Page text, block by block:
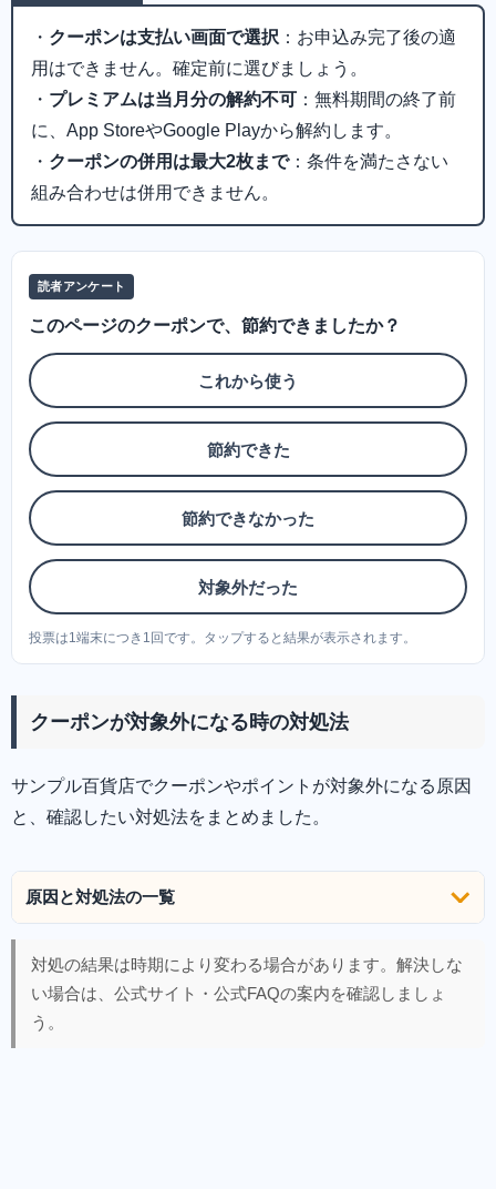
・ クーポンは支払い画面で選択 ：お申込み完了後の適
用はできません。確定前に選びましょう。
・ プレミアムは当月分の解約不可 ：無料期間の終了前
に、App StoreやGoogle Playから解約します。
・ クーポンの併用は最大2枚まで：条件を満たさない
組み合わせは併用できません。
読者アンケート
このページのクーポンで、節約できましたか？
これから使う
節約できた
節約できなかった
対象外だった
投票は1端末につき1回です。タップすると結果が表示されます。
クーポンが対象外になる時の対処法
サンプル百貨店でクーポンやポイントが対象外になる原因
と、確認したい対処法をまとめました。
原因と対処法の一覧
対処の結果は時期により変わる場合があります。解決しな
い場合は、公式サイト・公式FAQの案内を確認しましょ
う。